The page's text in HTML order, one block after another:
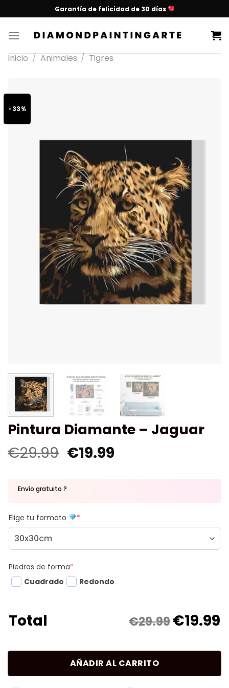
Garantía de felicidad de 30 días
Inicio / Animales / Tigres
-33%
Pintura Diamante – Jaguar
€29.99 €19.99
Envío gratuito ?
Elige tu formato *
Piedras de forma*
Cuadrado
Redondo
Total €29.99€19.99
AÑADIR AL CARRITO